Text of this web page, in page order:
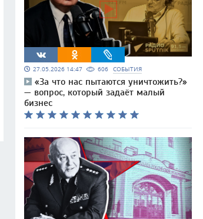
27.05.2026 14:47 606 СОБЫТИЯ
«За что нас пытаются уничтожить?»
— вопрос, который задаёт малый
бизнес